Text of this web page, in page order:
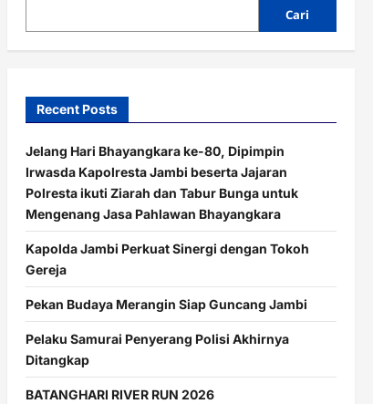
Cari
Recent Posts
Jelang Hari Bhayangkara ke-80, Dipimpin
Irwasda Kapolresta Jambi beserta Jajaran
Polresta ikuti Ziarah dan Tabur Bunga untuk
Mengenang Jasa Pahlawan Bhayangkara
Kapolda Jambi Perkuat Sinergi dengan Tokoh
Gereja
Pekan Budaya Merangin Siap Guncang Jambi
Pelaku Samurai Penyerang Polisi Akhirnya
Ditangkap
BATANGHARI RIVER RUN 2026